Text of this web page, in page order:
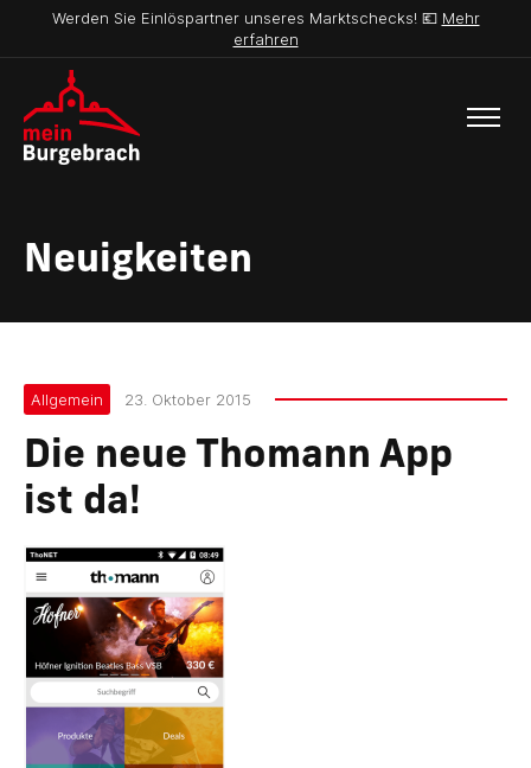
Werden Sie Einlöspartner unseres Marktschecks! 💶 Mehr
erfahren
Neuigkeiten
Allgemein 23. Oktober 2015
Die neue Thomann App
ist da!